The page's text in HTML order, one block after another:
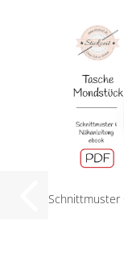
Schnittmuster